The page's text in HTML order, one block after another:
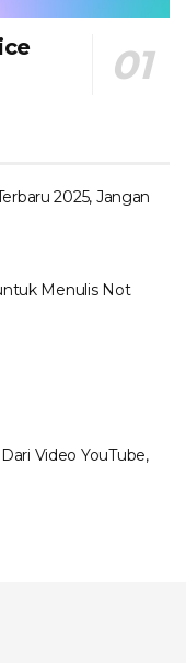
2025, Jangan
Menulis Not
Video YouTube,